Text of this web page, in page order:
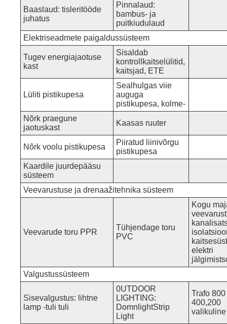
Baaslaud: tisleritööde
juhatus
Pinnalaud:
bambus- ja
puitkiudulaud
Elektriseadmete paigaldussüsteem
Tugev energiajaotuse
kast
Sisaldab
kontrollkaitselülitid,
kaitsjad, ETE
Lüliti pistikupesa
Sealhulgas viie
auguga
pistikupesa, kolme-
Nõrk praegune
jaotuskast
Kaasas ruuter
Nõrk voolu pistikupesa
Piiratud liinivõrgu
pistikupesa
Kaardile juurdepääsu
süsteem
Veevarustuse ja drenaažitehnika süsteem
Veevarude toru PPR
Tühjendage toru
PVC
Kogu
elektri
Valgustussüsteem
Sisevalgustus: lihtne
lamp -tuli tuli
0UTDOOR
LIGHTING:
DomnlightStrip
Light
Trafo 800
400,200
valikuline